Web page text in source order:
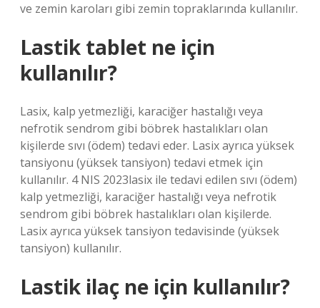
ve zemin karoları gibi zemin topraklarında kullanılır.
Lastik tablet ne için
kullanılır?
Lasix, kalp yetmezliği, karaciğer hastalığı veya
nefrotik sendrom gibi böbrek hastalıkları olan
kişilerde sıvı (ödem) tedavi eder. Lasix ayrıca yüksek
tansiyonu (yüksek tansiyon) tedavi etmek için
kullanılır. 4 NIS 2023lasix ile tedavi edilen sıvı (ödem)
kalp yetmezliği, karaciğer hastalığı veya nefrotik
sendrom gibi böbrek hastalıkları olan kişilerde.
Lasix ayrıca yüksek tansiyon tedavisinde (yüksek
tansiyon) kullanılır.
Lastik ilaç ne için kullanılır?